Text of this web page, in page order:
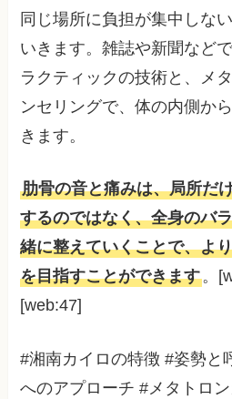
同じ場所に負担が集中しな
いきます。雑誌や新聞など
ラクティックの技術と、メ
ンセリングで、体の内側か
きます。
肋骨の音と痛みは、局所だ
するのではなく、全身のバ
緒に整えていくことで、よ
を目指すことができます。
[web:47]
#湘南カイロの特徴 #姿勢と
へのアプローチ #メタトロ